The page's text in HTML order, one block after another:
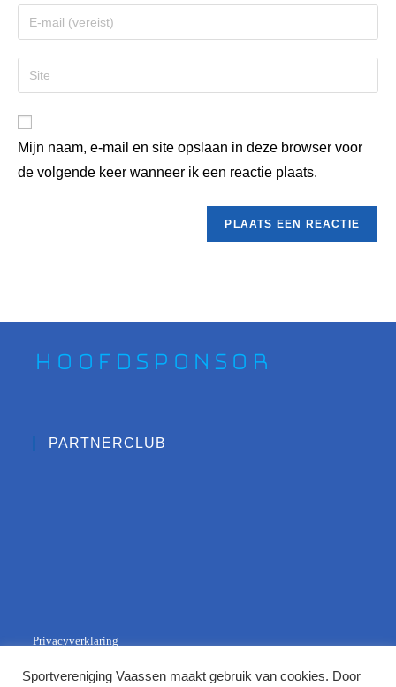
Mijn naam, e-mail en site opslaan in deze browser voor
de volgende keer wanneer ik een reactie plaats.
Hoofdsponsor
PARTNERCLUB
Privacyverklaring
Sportvereniging Vaassen maakt gebruik van cookies. Door